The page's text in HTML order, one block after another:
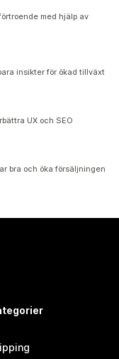
med hjälp av
insikter för ökad tillväxt
UX och SEO
bra och öka försäljningen